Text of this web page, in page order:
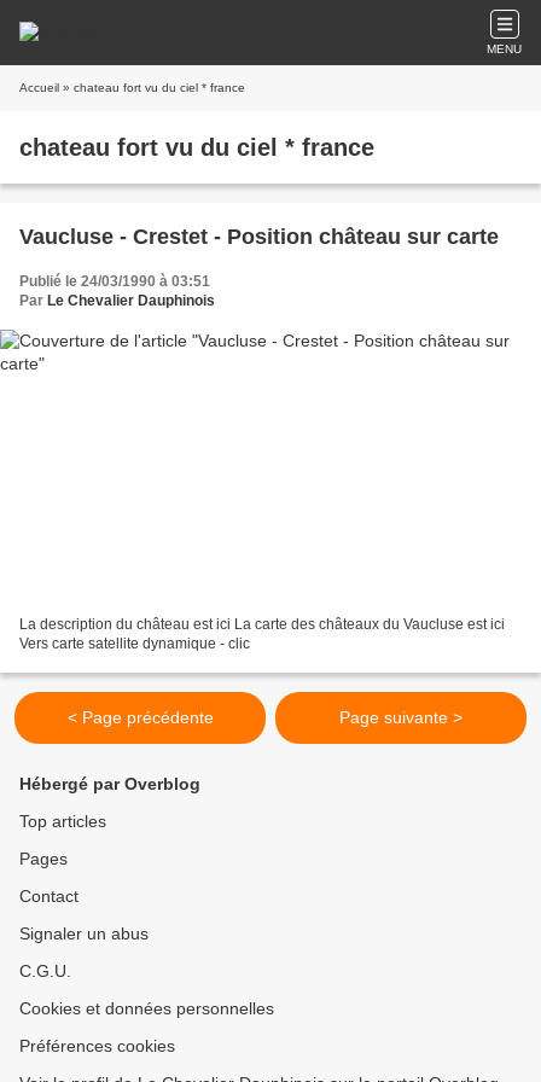
MENU
Accueil » chateau fort vu du ciel * france
chateau fort vu du ciel * france
Vaucluse - Crestet - Position château sur carte
Publié le 24/03/1990 à 03:51
Par Le Chevalier Dauphinois
La description du château est ici La carte des châteaux du Vaucluse est ici
Vers carte satellite dynamique - clic
< Page précédente Page suivante >
Hébergé par Overblog
Top articles
Pages
Contact
Signaler un abus
C.G.U.
Cookies et données personnelles
Préférences cookies